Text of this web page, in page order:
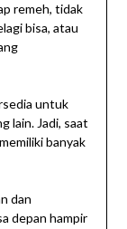
remeh, tidak
bisa, atau
untuk
lain. Jadi, saat
banyak
dan
depan hampir